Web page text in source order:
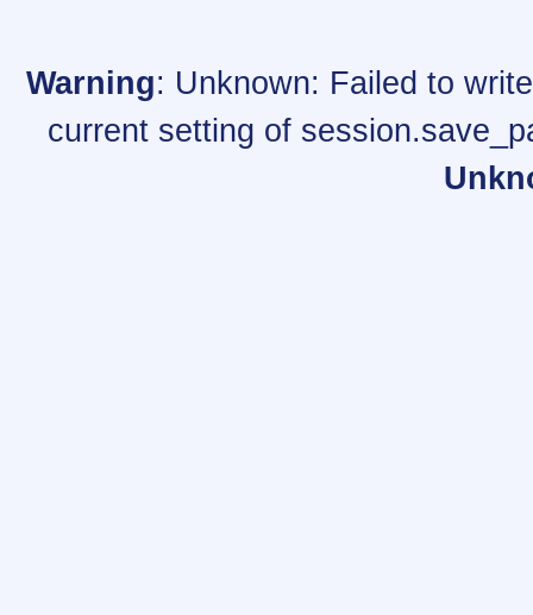
Warning: Unknown: Failed to
current setting of